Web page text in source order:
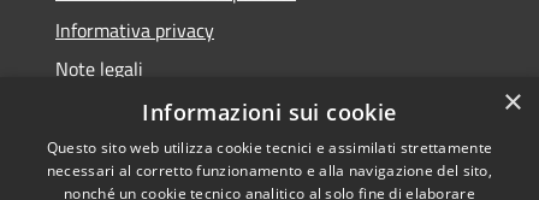
Informativa privacy
Note legali
Dichiarazione di accessibilità
×
Informazioni sui cookie
Questo sito web utilizza cookie tecnici e assimilati strettamente
necessari al corretto funzionamento e alla navigazione del sito,
nonché un cookie tecnico analitico al solo fine di elaborare